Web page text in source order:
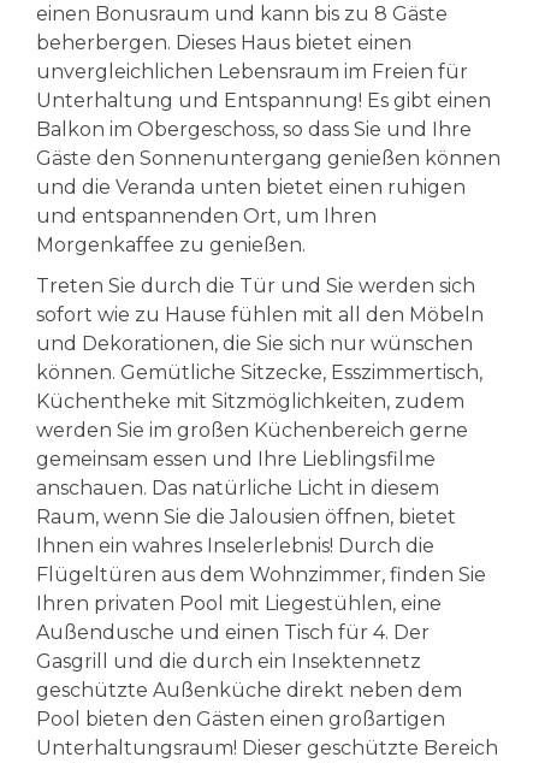
einen Bonusraum und kann bis zu 8 Gäste
beherbergen. Dieses Haus bietet einen
unvergleichlichen Lebensraum im Freien für
Unterhaltung und Entspannung! Es gibt einen
Balkon im Obergeschoss, so dass Sie und Ihre
Gäste den Sonnenuntergang genießen können
und die Veranda unten bietet einen ruhigen
und entspannenden Ort, um Ihren
Morgenkaffee zu genießen.
Treten Sie durch die Tür und Sie werden sich
sofort wie zu Hause fühlen mit all den Möbeln
und Dekorationen, die Sie sich nur wünschen
können. Gemütliche Sitzecke, Esszimmertisch,
Küchentheke mit Sitzmöglichkeiten, zudem
werden Sie im großen Küchenbereich gerne
gemeinsam essen und Ihre Lieblingsfilme
anschauen. Das natürliche Licht in diesem
Raum, wenn Sie die Jalousien öffnen, bietet
Ihnen ein wahres Inselerlebnis! Durch die
Flügeltüren aus dem Wohnzimmer, finden Sie
Ihren privaten Pool mit Liegestühlen, eine
Außendusche und einen Tisch für 4. Der
Gasgrill und die durch ein Insektennetz
geschützte Außenküche direkt neben dem
Pool bieten den Gästen einen großartigen
Unterhaltungsraum! Dieser geschützte Bereich